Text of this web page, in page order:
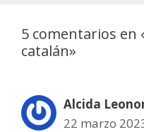
5 comentarios en
catalán»
Alcida
22 marzo